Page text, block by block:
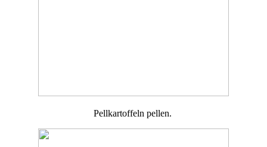
Pellkartoffeln pellen.